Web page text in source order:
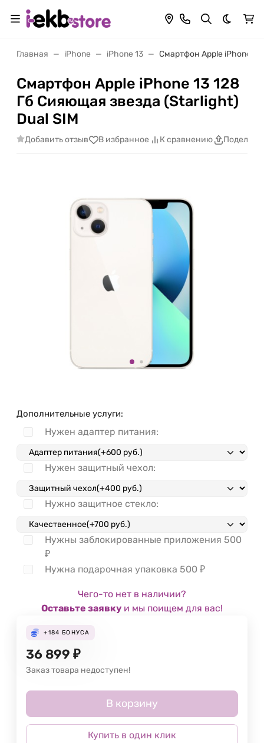
Темная
Главная iPhone iPhone 13 Смартфон Apple iPhone
Смартфон Apple iPhone 13 128
Гб Сияющая звезда (Starlight)
Dual SIM
Добавить отзыв В избранное К сравнению
Дополнительные услуги:
Нужен адаптер питания:
Нужен защитный чехол:
Нужно защитное стекло:
Нужны заблокированные приложения 500
₽
Нужна подарочная упаковка 500 ₽
Чего-то нет в наличии?
Оставьте заявку и мы поищем для вас!
+184 БОНУСА
36 899 ₽
Заказ товара недоступен!
В корзину
Купить в один клик